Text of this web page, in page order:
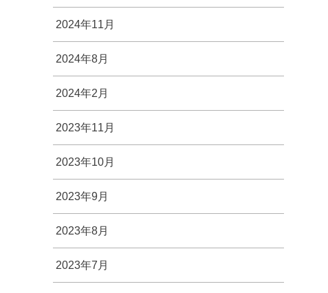
2024年11月
2024年8月
2024年2月
2023年11月
2023年10月
2023年9月
2023年8月
2023年7月